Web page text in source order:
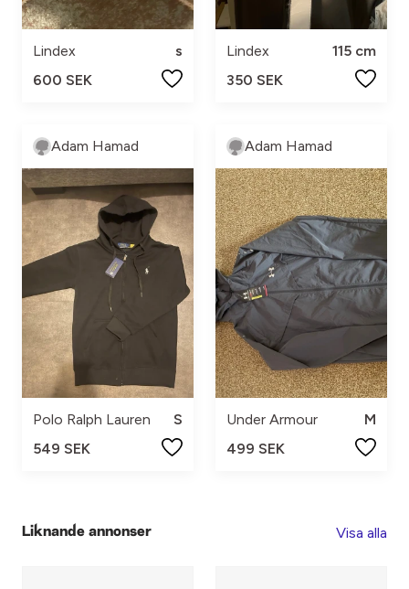
Lindex
s
600 SEK
Lindex
115 cm
350 SEK
Adam Hamad
Polo Ralph Lauren
S
549 SEK
Adam Hamad
Under Armour
M
499 SEK
Liknande annonser Visa alla